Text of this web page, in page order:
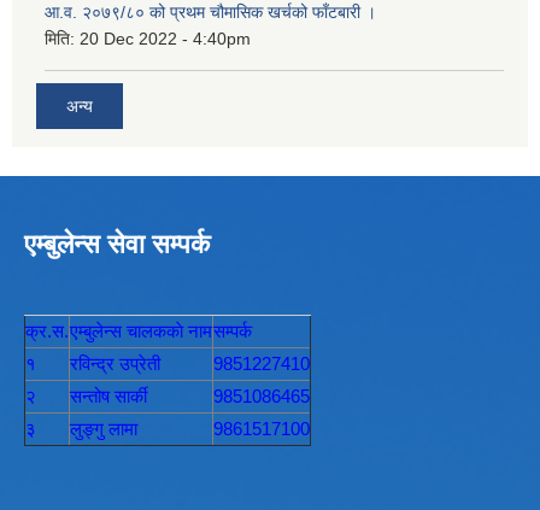
आ.व. २०७९/८० को प्रथम चौमासिक खर्चको फाँटबारी ।
मिति: 20 Dec 2022 - 4:40pm
अन्य
एम्बुलेन्स सेवा सम्पर्क
क्र.स.एम्बुलेन्स चालककाे नामसम्पर्क
१
रविन्द्र उप्रेती
9851227410
२
सन्तोष सार्की
9851086465
३
लुङ्गु लामा 9861517100